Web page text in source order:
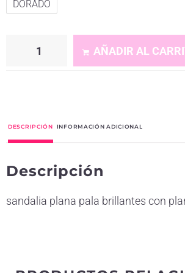
DORADO
AÑADIR AL
e
n
t
DESCRIPCIÓN INFORMACIÓN ADICIONAL
Descripción
sandalia plana pala brillantes con